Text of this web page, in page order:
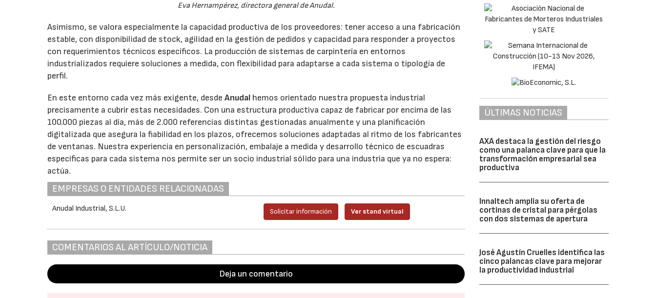
Eva Hernampérez, directora general de Anudal.
Asimismo, se valora especialmente la capacidad productiva de los proveedores: tener acceso a una fabricación
estable, con disponibilidad de stock, agilidad en la gestión de pedidos y capacidad para responder a proyectos
con requerimientos técnicos específicos. La producción de sistemas de carpintería en entornos
industrializados requiere soluciones a medida, con flexibilidad para adaptarse a cada sistema o tipología de
perfil.
En este entorno cada vez más exigente, desde Anudal hemos orientado nuestra propuesta industrial
precisamente a cubrir estas necesidades. Con una estructura productiva capaz de fabricar por encima de las
100.000 piezas al día, más de 2.000 referencias distintas gestionadas anualmente y una planificación
digitalizada que asegura la fiabilidad en los plazos, ofrecemos soluciones adaptadas al ritmo de los fabricantes
de ventanas. Nuestra experiencia en personalización, embalaje a medida y desarrollo técnico de escuadras
específicas para cada sistema nos permite ser un socio industrial sólido para una industria que ya no espera:
actúa.
EMPRESAS O ENTIDADES RELACIONADAS
Anudal Industrial, S.L.U. Solicitar información Ver stand virtual
COMENTARIOS AL ARTÍCULO/NOTICIA
Deja un comentario
ÚLTIMAS NOTICIAS
AXA destaca la gestión del riesgo
como una palanca clave para que la
transformación empresarial sea
productiva
Innaltech amplía su oferta de
cortinas de cristal para pérgolas
con dos sistemas de apertura
José Agustín Cruelles identifica las
cinco palancas clave para mejorar
la productividad industrial